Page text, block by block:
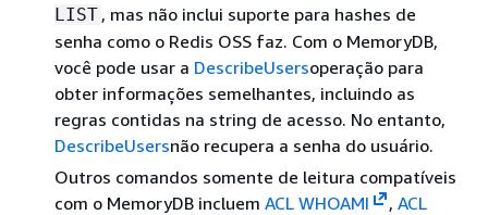
LIST , mas não inclui suporte para hashes de
senha como o Redis OSS faz. Com o MemoryDB,
você pode usar a DescribeUsersoperação para
obter informações semelhantes, incluindo as
regras contidas na string de acesso. No entanto,
DescribeUsersnão recupera a senha do usuário.
Outros comandos somente de leitura compatíveis
com o MemoryDB incluem ACL WHOAMI , ACL